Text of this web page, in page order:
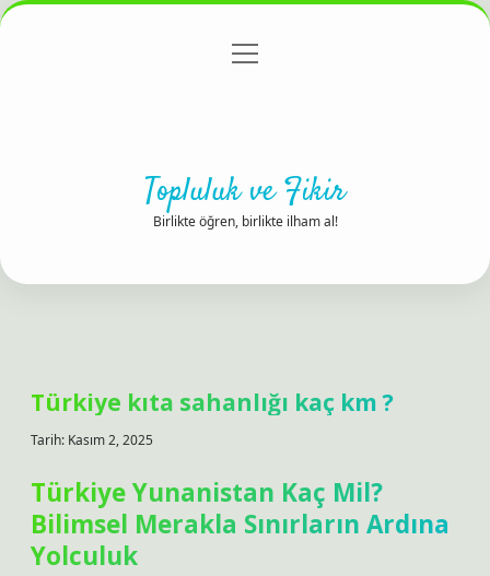
Gizlilik Politikası
menüyü
Topluluk ve Fikir
Birlikte öğren, birlikte ilham al!
Türkiye kıta sahanlığı kaç km ?
Tarih: Kasım 2, 2025
Türkiye Yunanistan Kaç Mil?
Bilimsel Merakla Sınırların Ardına
Yolculuk